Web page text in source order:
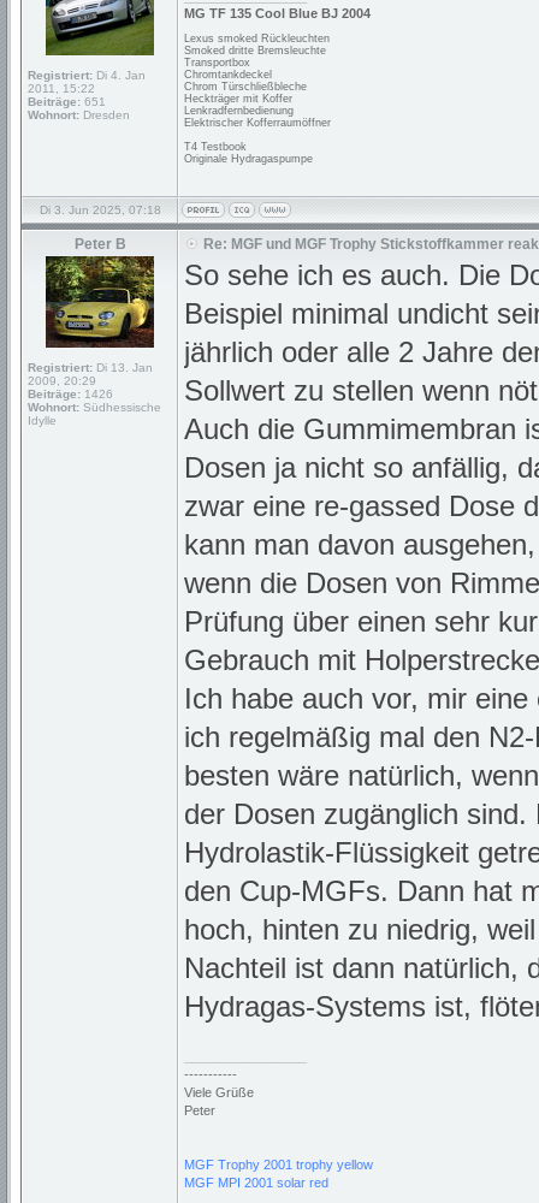
Registriert: Di 4. Jan
2011, 15:22
Beiträge: 651
Wohnort: Dresden
MG TF 135 Cool Blue BJ 2004
Lexus smoked Rückleuchten
Smoked dritte Bremsleuchte
Transportbox
Chromtankdeckel
Chrom Türschließbleche
Heckträger mit Koffer
Lenkradfernbedienung
Elektrischer Kofferraumöffner
T4 Testbook
Originale Hydragaspumpe
Di 3. Jun 2025, 07:18
Peter B
Registriert: Di 13. Jan
2009, 20:29
Beiträge: 1426
Wohnort: Südhessische
Idylle
Re: MGF und MGF Trophy Stickstoffkammer
So sehe ich es auch. Die
Beispiel minimal undicht
jährlich oder alle 2 Jahre
Sollwert zu stellen wenn
Auch die Gummimembran
Dosen ja nicht so anfällig,
zwar eine re-gassed Dose
kann man davon
wenn die Dosen von
Prüfung über einen sehr
Gebrauch mit
Ich habe auch vor, mir
ich regelmäßig mal den
besten wäre natürlich,
der Dosen zugänglich
Hydrolastik-Flüssigkeit
den Cup-MGFs. Dann hat
hoch, hinten zu niedrig,
Nachteil ist dann natürlich,
Hydragas-Systems ist,
-----------
Viele Grüße
Peter
MGF Trophy 2001 trophy yellow
MGF MPI 2001 solar red